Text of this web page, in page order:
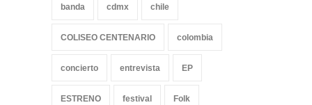
banda cdmx chile
COLISEO CENTENARIO colombia
concierto entrevista EP
ESTRENO festival Folk